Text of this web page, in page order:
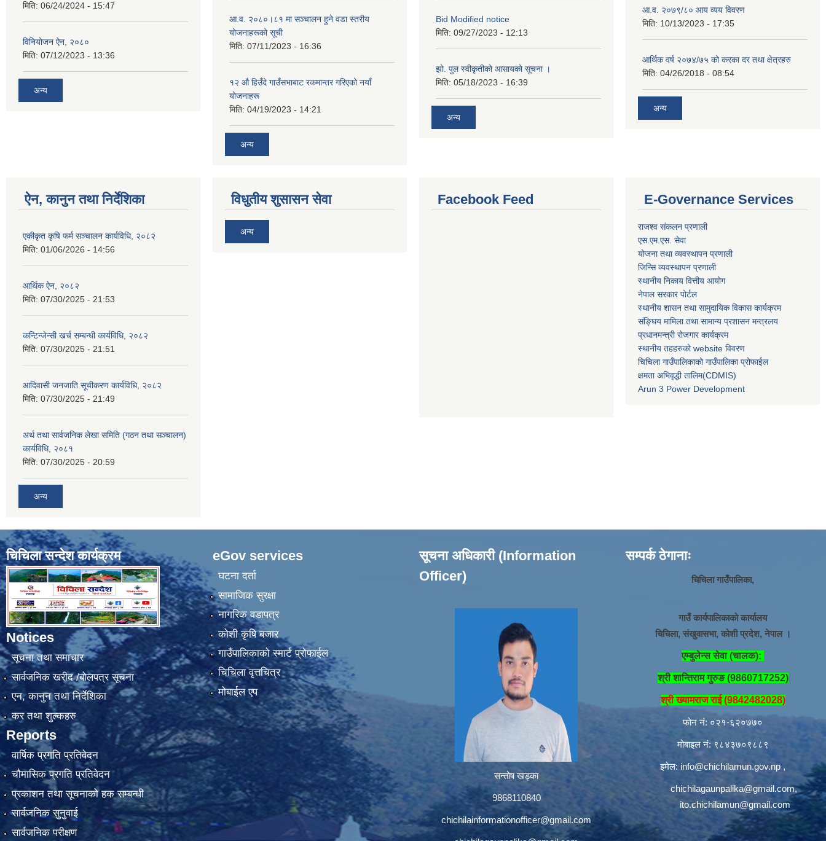
मिति: 06/24/2024 - 15:47
विनियोजन ऐन, २०८०
मिति: 07/12/2023 - 13:36
अन्य
आ.व. २०८०।८१ मा सञ्चालन हुने वडा स्तरीय
योजनाहरूको सूची
मिति: 07/11/2023 - 16:36
१२ औ हिउँदे गाउँसभाबाट रकमान्तर गरिएको नयाँ
योजनाहरू
मिति: 04/19/2023 - 14:21
अन्य
Bid Modified notice
मिति: 09/27/2023 - 12:13
झो. पुल स्वीकृतीको आसायको सूचना ।
मिति: 05/18/2023 - 16:39
अन्य
आ.व. २०७९/८० आय व्यय विवरण
मिति: 10/13/2023 - 17:35
आर्थिक वर्ष २०७४/७५ को करका दर तथा क्षेत्रहरु
मिति: 04/26/2018 - 08:54
अन्य
ऐन, कानुन तथा निर्देशिका
एकीकृत कृषि फर्म सञ्चालन कार्यविधि, २०८२
मिति: 01/06/2026 - 14:56
आर्थिक ऐन, २०८२
मिति: 07/30/2025 - 21:53
कन्टिन्जेन्सी खर्च सम्बन्धी कार्यविधि, २०८२
मिति: 07/30/2025 - 21:51
आदिवासी जनजाति सूचीकरण कार्यविधि, २०८२
मिति: 07/30/2025 - 21:49
अर्थ तथा सार्वजनिक लेखा समिति (गठन तथा सञ्चालन)
कार्यविधि, २०८१
मिति: 07/30/2025 - 20:59
अन्य
विधुतीय शुसासन सेवा
अन्य
Facebook Feed E-Governance Services
राजश्व संकलन प्रणाली
एस.एम.एस. सेवा
योजना तथा व्यवस्थापन प्रणाली
जिन्सि व्यवस्थापन प्रणाली
स्थानीय निकाय वित्तीय आयोग
नेपाल सरकार पोर्टल
स्थानीय शासन तथा सामुदायिक विकास कार्यक्रम
संङ्घिय मामिला तथा सामान्य प्रशासन मन्त्रलय
प्रधानमन्त्री रोजगार कार्यक्रम
स्थानीय तहहरुको website विवरण
चिचिला गाउँपालिकाको गाउँपालिका प्रोफाईल
क्षमता अभिवृद्धी तालिम(CDMIS)
Arun 3 Power Development
चिचिला सन्देश कार्यक्रम
Notices
सूचना तथा समाचार
सार्वजनिक खरीद /बोलपत्र सूचना
एन, कानुन तथा निर्देशिका
कर तथा शुल्कहरु
Reports
वार्षिक प्रगति प्रतिवेदन
चौमासिक प्रगति प्रतिवेदन
प्रकाशन तथा सूचनाको हक सम्बन्धी
सार्वजनिक सुनुवाई
सार्वजनिक परीक्षण
eGov services
घटना दर्ता
सामाजिक सुरक्षा
नागरिक वडापत्र
कोशी कृषि बजार
गाउँपालिकाको स्मार्ट प्रोफाईल
चिचिला वृत्तचित्र
मोबाईल एप
सूचना अधिकारी (Information
Officer)
सन्तोष खड्का
9868110840
chichilainformationofficer@gmail.com
सम्पर्क ठेगानाः
चिचिला गाउँपालिका,
गाउँ कार्यपालिकाको कार्यालय
चिचिला, संखुवासभा, कोशी प्रदेश, नेपाल ।
एम्बुलेन्स सेवा (चालक):
श्री शान्तिराम गुरुङ (9860717252)
श्री ख्यामराज राई (9842482028)
फोन नं: ०२१-६२०७७०
मोबाइल नं: ९८४३७०९८८९
इमेल: info@chichilamun.gov.np ,
chichilagaunpalika@gmail.com,
ito.chichilamun@gmail.com